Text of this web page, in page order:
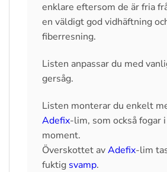
enklare eftersom de är fria
en väldigt god vidhäftning
fiberresning.
Listen anpassar du med
gersåg.
Listen monterar du enkelt
Adefix-lim, som också fogar
moment.
Överskottet avAdefix-lim
fuktig svamp.